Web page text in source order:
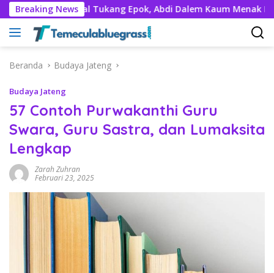
Langsung
ke
konten
Breaking News
Mengenal Tukang Epok, Abdi Dalem Kaum Menak Priangan
Beranda Budaya Jateng
Budaya Jateng
57 Contoh Purwakanthi Guru
Swara, Guru Sastra, dan Lumaksita
Lengkap
Zarah Zuhran
Februari 23, 2025